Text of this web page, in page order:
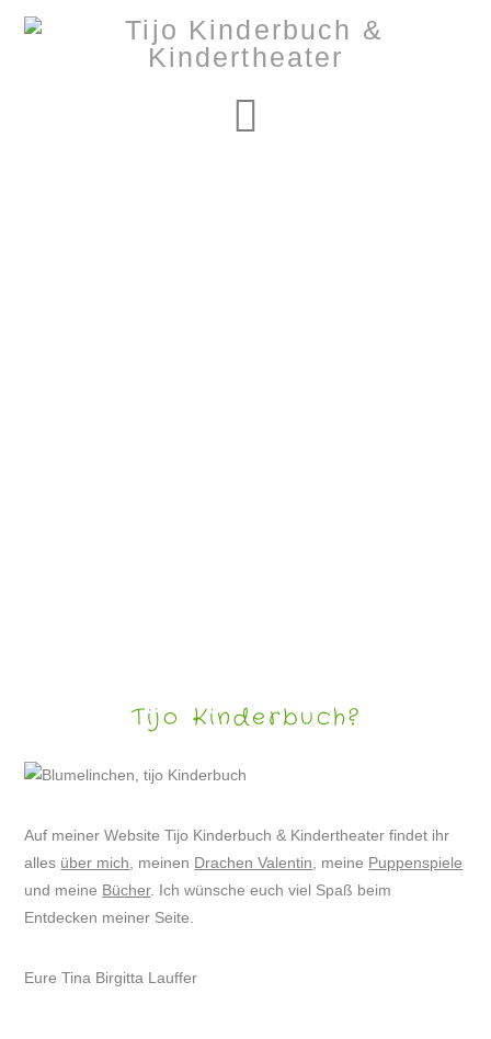
Tijo Kinderbuch?
Auf meiner Website Tijo Kinderbuch & Kindertheater findet ihr
alles über mich , meinen Drachen Valentin , meine Puppenspiele
und meine Bücher. Ich wünsche euch viel Spaß beim
Entdecken meiner Seite.
Eure Tina Birgitta Lauffer